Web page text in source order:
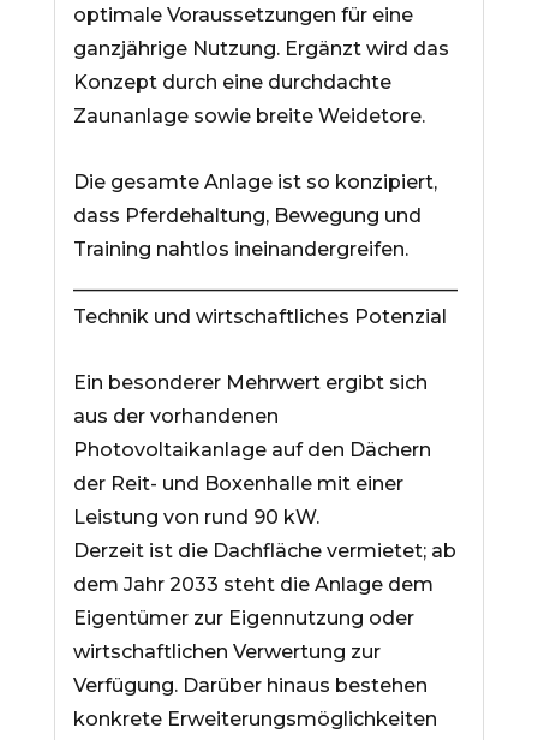
optimale Voraussetzungen für eine
ganzjährige Nutzung. Ergänzt wird das
Konzept durch eine durchdachte
Zaunanlage sowie breite Weidetore.
Die gesamte Anlage ist so konzipiert,
dass Pferdehaltung, Bewegung und
Training nahtlos ineinandergreifen.
________________________________________
Technik und wirtschaftliches Potenzial
Ein besonderer Mehrwert ergibt sich
aus der vorhandenen
Photovoltaikanlage auf den Dächern
der Reit- und Boxenhalle mit einer
Leistung von rund 90 kW.
Derzeit ist die Dachfläche vermietet; ab
dem Jahr 2033 steht die Anlage dem
Eigentümer zur Eigennutzung oder
wirtschaftlichen Verwertung zur
Verfügung. Darüber hinaus bestehen
konkrete Erweiterungsmöglichkeiten